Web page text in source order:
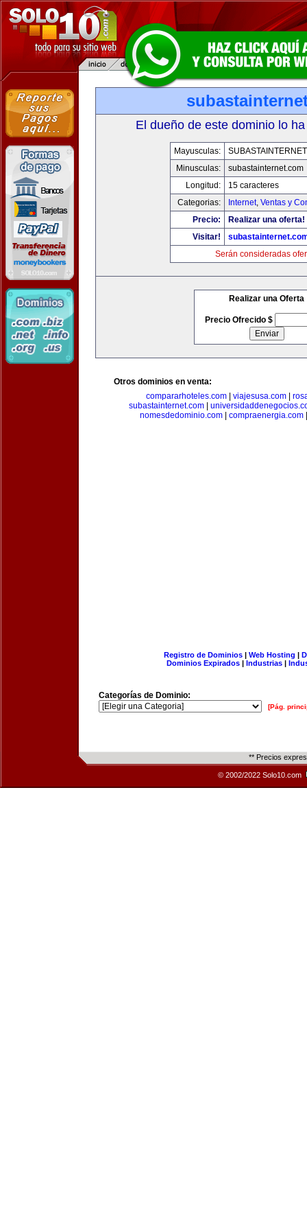
El dueño de este dominio lo
Mayusculas:
Minusculas:
subastainternet.com
Longitud:
15 caracteres
Categorias:
Internet, Ventas y
Precio:
Realizar una oferta!
Visitar!
Serán consideradas
Realizar una Oferta
Precio Ofrecido $
Otros dominios en venta:
compararhoteles.com| viajesusa.com|
subastainternet.com|
nomesdedominio.com| compraenergia.com
Registro de Dominios| Web Hosting |
Dominios Expirados | Industrias |
Categorías de Dominio:
[Pág.
** Precios
© 2002/2022 Solo10.com